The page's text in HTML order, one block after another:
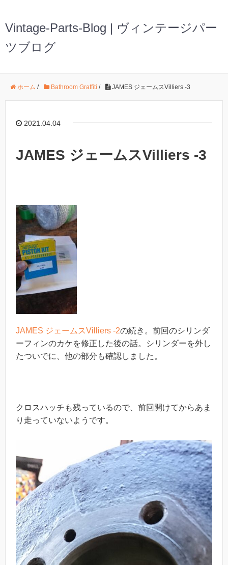
Vintage-Parts-Blog | ヴィンテージパー
ツブログ
ホーム / Bathroom Graffiti / JAMES ジェームスVilliers -3
2021.04.04
JAMES ジェームスVilliers -3
JAMES ジェームスVilliers -2の続き。前回のシリンダ
ーフィンのカケを修正した後の話。シリンダーを外し
たついでに、他の部分も確認しました。
クロスハッチも残っているので、前回開けてからあま
り走っていないようです。